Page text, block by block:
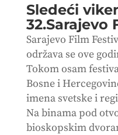
Sledeći
32.Sarajevo
Sarajevo Film
održava se ove
Tokom osam
Bosne i
imena svetske i
Na binama pod
bioskopskim